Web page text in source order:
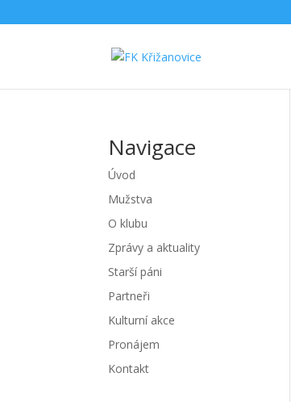
Navigace
Úvod
Mužstva
O klubu
Zprávy a aktuality
Starší páni
Partneři
Kulturní akce
Pronájem
Kontakt